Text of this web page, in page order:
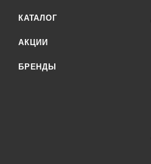
КАТАЛОГ
АКЦИИ
БРЕНДЫ